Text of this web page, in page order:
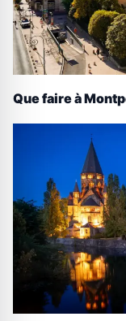
Que faire à